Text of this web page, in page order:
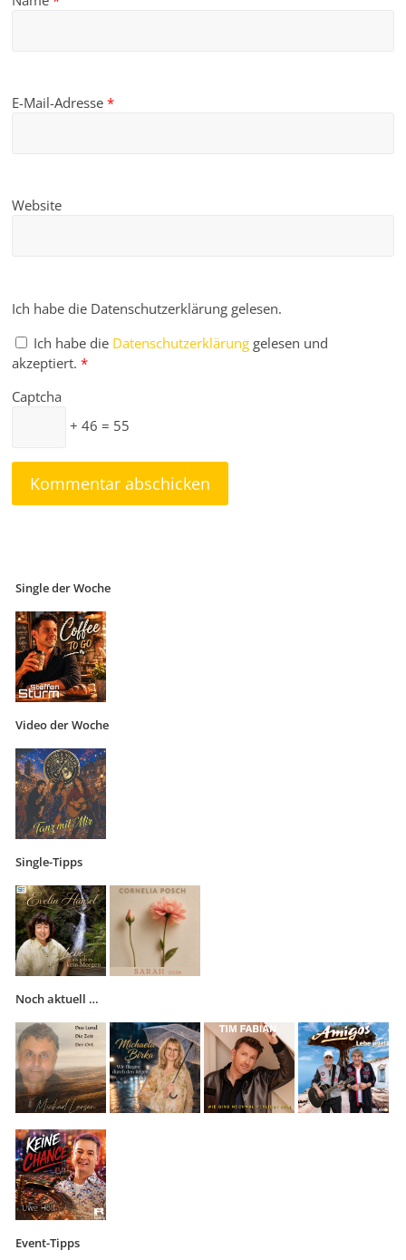
E-Mail-Adresse*
Website
Ich habe die Datenschutzerklärung gelesen.
Ich habe die Datenschutzerklärung gelesen und
akzeptiert. *
Captcha
+ 46 = 55
Single der Woche
Video der Woche
Single-Tipps
Noch aktuell …
Event-Tipps